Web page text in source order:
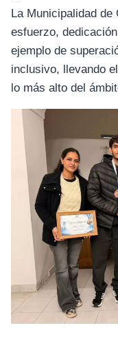
La Municipalidad
esfuerzo,
ejemplo de
inclusivo, llevando
lo más alto del